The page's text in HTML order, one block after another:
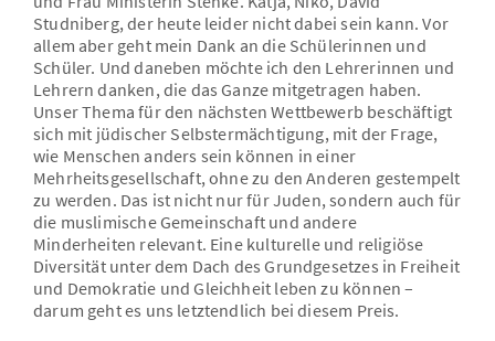
Studniberg, der heute leider nicht dabei sein kann. Vor
allem aber geht mein Dank an die Schülerinnen und
Schüler. Und daneben möchte ich den Lehrerinnen und
Lehrern danken, die das Ganze mitgetragen haben.
Unser Thema für den nächsten Wettbewerb beschäftigt
sich mit jüdischer Selbstermächtigung, mit der Frage,
wie Menschen anders sein können in einer
Mehrheitsgesellschaft, ohne zu den Anderen gestempelt
zu werden. Das ist nicht nur für Juden, sondern auch für
die muslimische Gemeinschaft und andere
Minderheiten relevant. Eine kulturelle und religiöse
Diversität unter dem Dach des Grundgesetzes in Freiheit
und Demokratie und Gleichheit leben zu können –
darum geht es uns letztendlich bei diesem Preis.